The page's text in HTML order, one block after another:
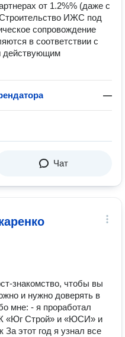
от 1.2%% (даже с
ИЖС под
сопровождение
в соответствии с
действующим
—
Чат
знакомство, чтобы вы
и нужно доверять в
мне: - я проработал
«Юг Строй» и «ЮСИ» и
За этот год я узнал все